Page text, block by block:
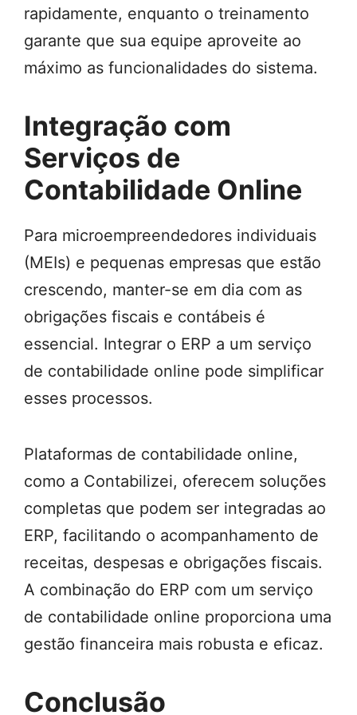
rapidamente, enquanto o treinamento
garante que sua equipe aproveite ao
máximo as funcionalidades do sistema.
Integração com
Serviços de
Contabilidade Online
Para microempreendedores individuais
(MEIs) e pequenas empresas que estão
crescendo, manter-se em dia com as
obrigações fiscais e contábeis é
essencial. Integrar o ERP a um serviço
de contabilidade online pode simplificar
esses processos.
Plataformas de contabilidade online,
como a Contabilizei, oferecem soluções
completas que podem ser integradas ao
ERP, facilitando o acompanhamento de
receitas, despesas e obrigações fiscais.
A combinação do ERP com um serviço
de contabilidade online proporciona uma
gestão financeira mais robusta e eficaz.
Conclusão